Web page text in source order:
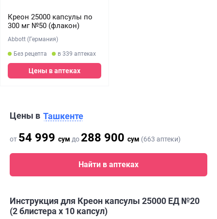
Креон 25000 капсулы по
300 мг №50 (флакон)
Abbott (Германия)
Без рецепта в 339 аптеках
Цены в аптеках
Цены в Ташкенте
от 54 999 сум до 288 900 сум (663 аптеки)
Найти в аптеках
Инструкция для Креон капсулы 25000 ЕД №20
(2 блистера х 10 капсул)